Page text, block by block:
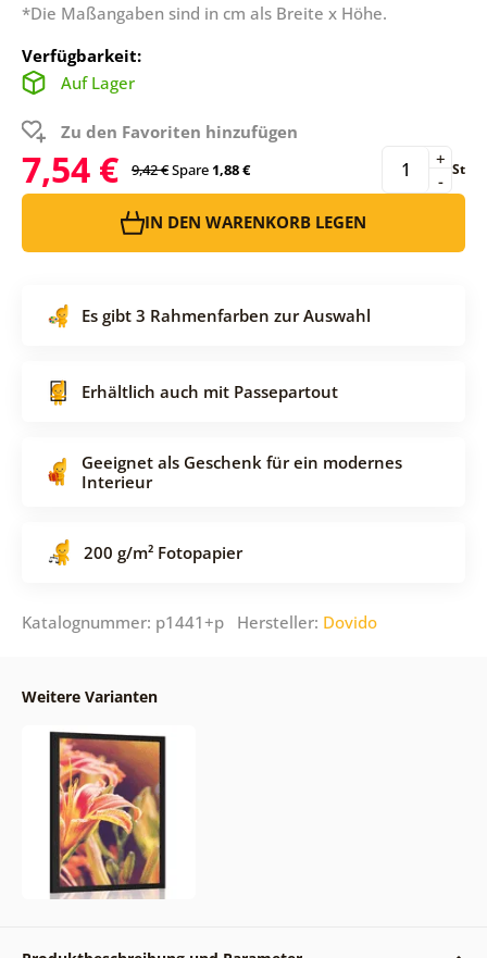
*Die Maßangaben sind in cm als Breite x Höhe.
Verfügbarkeit:
Auf Lager
Zu den Favoriten hinzufügen
7,54 € 9,42 €Spare1,88 € -
+ St
IN DEN WARENKORB LEGEN
Es gibt 3 Rahmenfarben zur Auswahl
Erhältlich auch mit Passepartout
Geeignet als Geschenk für ein modernes
Interieur
200 g/m² Fotopapier
Katalognummer: p1441+p Hersteller: Dovido
Weitere Varianten